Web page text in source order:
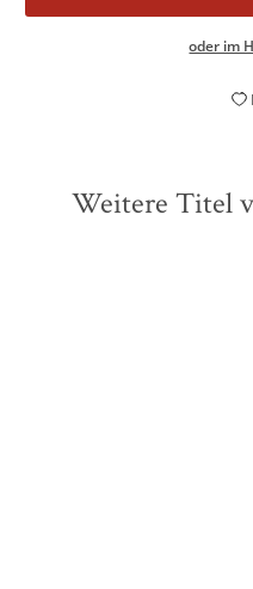
oder im
Weitere Titel